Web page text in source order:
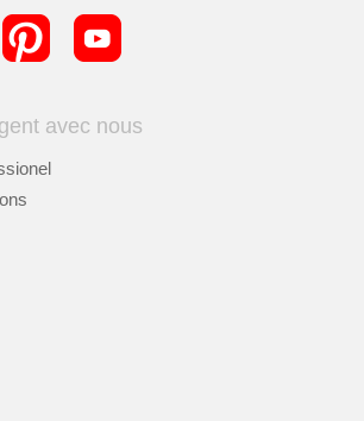
avec nous